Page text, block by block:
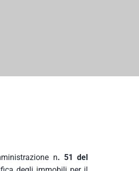
n. 51 del